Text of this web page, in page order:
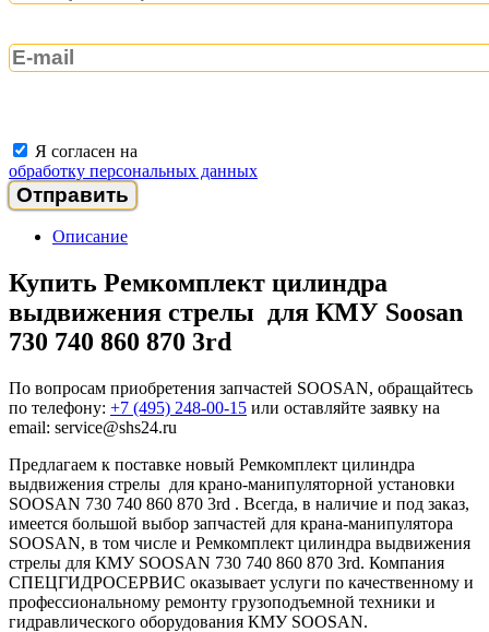
Я согласен на
обработку персональных данных
Описание
Купить Ремкомплект цилиндра
выдвижения стрелы для КМУ Soosan
730 740 860 870 3rd
По вопросам приобретения запчастей SOOSAN, обращайтесь
по телефону: +7 (495) 248-00-15 или оставляйте заявку на
email: service@shs24.ru
Предлагаем к поставке новый Ремкомплект цилиндра
выдвижения стрелы для крано-манипуляторной установки
SOOSAN 730 740 860 870 3rd . Всегда, в наличие и под заказ,
имеется большой выбор запчастей для крана-манипулятора
SOOSAN, в том числе и Ремкомплект цилиндра выдвижения
стрелы для КМУ SOOSAN 730 740 860 870 3rd. Компания
СПЕЦГИДРОСЕРВИС оказывает услуги по качественному и
профессиональному ремонту грузоподъемной техники и
гидравлического оборудования КМУ SOOSAN.